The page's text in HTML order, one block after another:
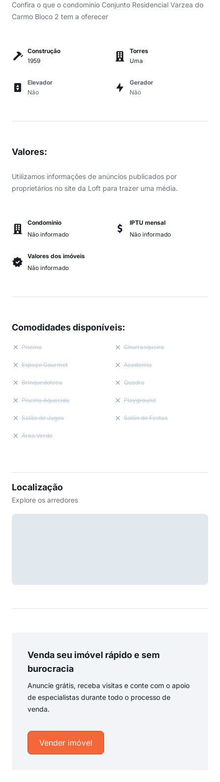
Confira o que o condomínio Conjunto Residencial Varzea do
Carmo Bloco 2 tem a oferecer
Construção
1959
Torres
Uma
Elevador
Não
Gerador
Não
Valores:
Utilizamos informações de anúncios publicados por
proprietários no site da Loft para trazer uma média.
Condomínio
Não informado
IPTU mensal
Não informado
Valores dos imóveis
Não informado
Comodidades disponíveis:
Piscina Churrasqueira
Espaço Gourmet Academia
Brinquedoteca Quadra
Piscina Aquecida Playground
Salão de Jogos Salão de Festas
Área Verde
Localização
Explore os arredores
Venda seu imóvel rápido e sem
burocracia
Anuncie grátis, receba visitas e conte com o apoio
de especialistas durante todo o processo de
venda.
Vender imóvel